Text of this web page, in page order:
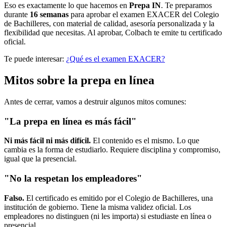
Eso es exactamente lo que hacemos en Prepa IN. Te preparamos
durante 16 semanas para aprobar el examen EXACER del Colegio
de Bachilleres, con material de calidad, asesoría personalizada y la
flexibilidad que necesitas. Al aprobar, Colbach te emite tu certificado
oficial.
Te puede interesar: ¿Qué es el examen EXACER?
Mitos sobre la prepa en línea
Antes de cerrar, vamos a destruir algunos mitos comunes:
"La prepa en línea es más fácil"
Ni más fácil ni más difícil. El contenido es el mismo. Lo que
cambia es la forma de estudiarlo. Requiere disciplina y compromiso,
igual que la presencial.
"No la respetan los empleadores"
Falso. El certificado es emitido por el Colegio de Bachilleres, una
institución de gobierno. Tiene la misma validez oficial. Los
empleadores no distinguen (ni les importa) si estudiaste en línea o
presencial.